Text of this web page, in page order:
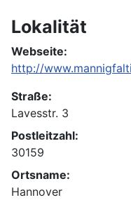
Lokalität
Webseite:
http://
Straße:
Lavesstr. 3
Postleitzahl:
30159
Ortsname:
Hannover